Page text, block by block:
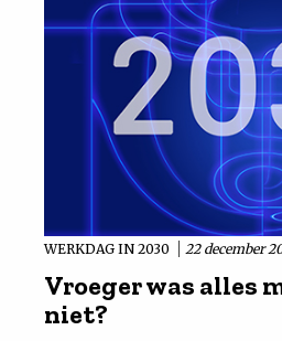
WERKDAG IN 2030 22 december
Vroeger was alles
niet?